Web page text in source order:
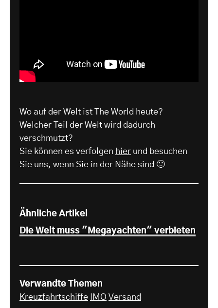
Wo auf der Welt ist The World heute?
Welcher Teil der Welt wird dadurch
verschmutzt?
Sie können es verfolgen hier und besuchen
Sie uns, wenn Sie in der Nähe sind 🙂
Ähnliche Artikel
Die Welt muss "Megayachten" verbieten
Verwandte Themen
Kreuzfahrtschiffe
IMO Versand